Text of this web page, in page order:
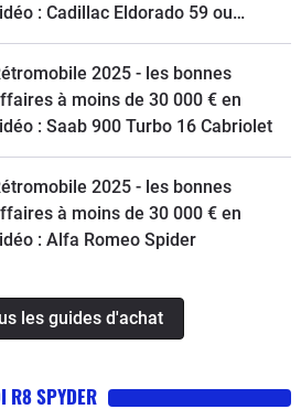
: Cadillac Eldorado 59 ou
Toronado ?
2025 - les bonnes
à moins de 30 000 € en
: Saab 900 Turbo 16 Cabriolet
2025 - les bonnes
à moins de 30 000 € en
: Alfa Romeo Spider
les guides d'achat
R8 SPYDER